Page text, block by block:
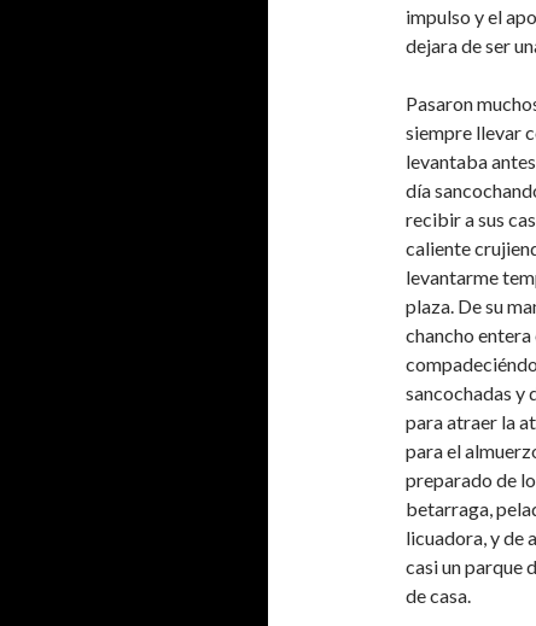
impulso y el
dejara de ser
Pasaron
siempre llevar
levantaba
día
recibir a sus
caliente
levantarme
plaza. De su
chancho entera
sancochadas y
para atraer la
para el
preparado de
betarraga,
licuadora, y de
casi un parque
de casa.